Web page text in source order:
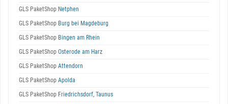
GLS PaketShop Netphen
GLS PaketShop Burg bei Magdeburg
GLS PaketShop Bingen am Rhein
GLS PaketShop Osterode am Harz
GLS PaketShop Attendorn
GLS PaketShop Apolda
GLS PaketShop Friedrichsdorf, Taunus